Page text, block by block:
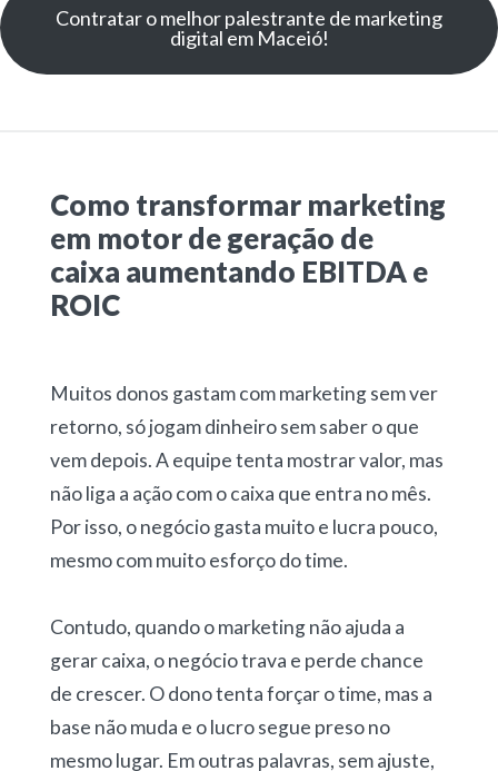
Contratar o melhor palestrante de marketing
digital em Maceió!
Como transformar marketing
em motor de geração de
caixa aumentando EBITDA e
ROIC
Muitos donos gastam com marketing sem ver
retorno, só jogam dinheiro sem saber o que
vem depois. A equipe tenta mostrar valor, mas
não liga a ação com o caixa que entra no mês.
Por isso, o negócio gasta muito e lucra pouco,
mesmo com muito esforço do time.
Contudo, quando o marketing não ajuda a
gerar caixa, o negócio trava e perde chance
de crescer. O dono tenta forçar o time, mas a
base não muda e o lucro segue preso no
mesmo lugar. Em outras palavras, sem ajuste,